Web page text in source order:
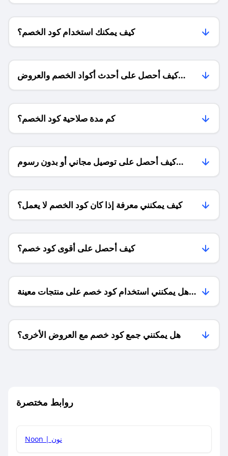
كيف يمكنك استخدام كود الخصم؟
كيف أحصل على أحدث أكواد الخصم والعروض
للمتاجر؟
كم مدة صلاحية كود الخصم؟
كيف أحصل على توصيل مجاني أو بدون رسوم
الشحن ؟
كيف يمكنني معرفة إذا كان كود الخصم لا يعمل؟
كيف أحصل على أقوى كود خصم؟
هل يمكنني استخدام كود خصم على منتجات معينة
فقط؟
هل يمكنني جمع كود خصم مع العروض الأخرى؟
روابط مختصرة
Noon | نون